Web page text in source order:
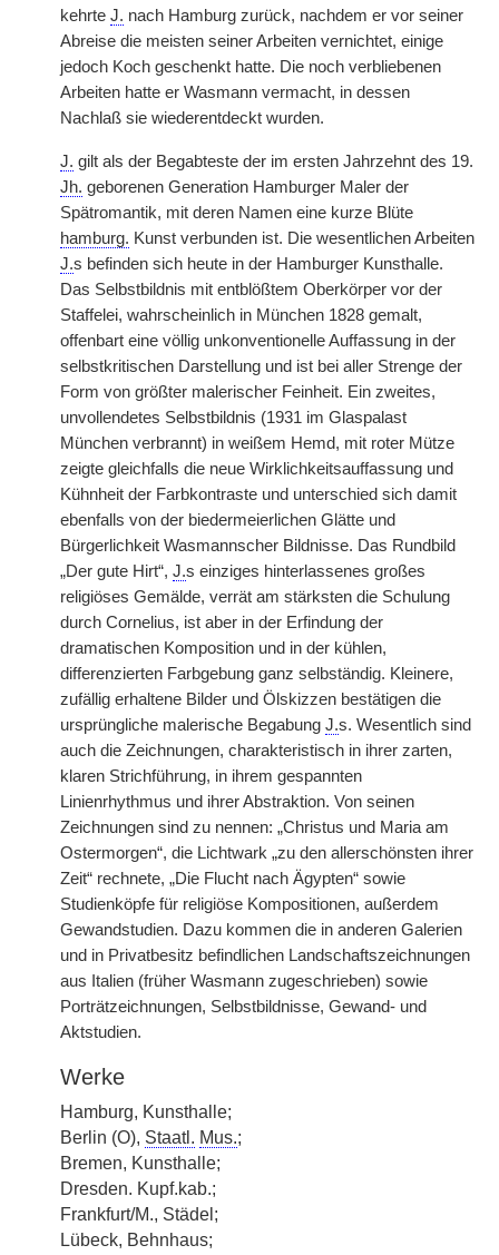
kehrte J. nach Hamburg zurück, nachdem er vor seiner
Abreise die meisten seiner Arbeiten vernichtet, einige
jedoch Koch geschenkt hatte. Die noch verbliebenen
Arbeiten hatte er Wasmann vermacht, in dessen
Nachlaß sie wiederentdeckt wurden.
J. gilt als der Begabteste der im ersten Jahrzehnt des 19.
Jh. geborenen Generation Hamburger Maler der
Spätromantik, mit deren Namen eine kurze Blüte
hamburg. Kunst verbunden ist. Die wesentlichen Arbeiten
J.s befinden sich heute in der Hamburger Kunsthalle.
Das Selbstbildnis mit entblößtem Oberkörper vor der
Staffelei, wahrscheinlich in München 1828 gemalt,
offenbart eine völlig unkonventionelle Auffassung in der
selbstkritischen Darstellung und ist bei aller Strenge der
Form von größter malerischer Feinheit. Ein zweites,
unvollendetes Selbstbildnis (1931 im Glaspalast
München verbrannt) in weißem Hemd, mit roter Mütze
zeigte gleichfalls die neue Wirklichkeitsauffassung und
Kühnheit der Farbkontraste und unterschied sich damit
ebenfalls von der biedermeierlichen Glätte und
Bürgerlichkeit Wasmannscher Bildnisse. Das Rundbild
„Der gute Hirt“, J.s einziges hinterlassenes großes
religiöses Gemälde, verrät am stärksten die Schulung
durch Cornelius, ist aber in der Erfindung der
dramatischen Komposition und in der kühlen,
differenzierten Farbgebung ganz selbständig. Kleinere,
zufällig erhaltene Bilder und Ölskizzen bestätigen die
ursprüngliche malerische Begabung J.s. Wesentlich sind
auch die Zeichnungen, charakteristisch in ihrer zarten,
klaren Strichführung, in ihrem gespannten
Linienrhythmus und ihrer Abstraktion. Von seinen
Zeichnungen sind zu nennen: „Christus und Maria am
Ostermorgen“, die Lichtwark „zu den allerschönsten ihrer
Zeit“ rechnete, „Die Flucht nach Ägypten“ sowie
Studienköpfe für religiöse Kompositionen, außerdem
Gewandstudien. Dazu kommen die in anderen Galerien
und in Privatbesitz befindlichen Landschaftszeichnungen
aus Italien (früher Wasmann zugeschrieben) sowie
Porträtzeichnungen, Selbstbildnisse, Gewand- und
Aktstudien.
Werke
Hamburg, Kunsthalle;
Berlin (O), Staatl. Mus.;
Bremen, Kunsthalle;
Dresden. Kupf.kab.;
Frankfurt/M., Städel;
Lübeck, Behnhaus;